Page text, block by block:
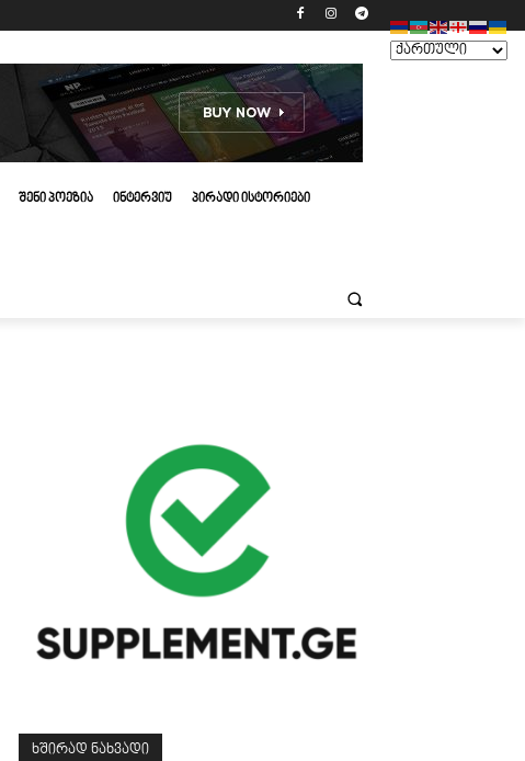
ᲨᲔᲜᲘ ᲞᲝᲔᲖᲘᲐ ᲘᲜᲢᲔᲠᲕᲘᲣ ᲞᲘᲠᲐᲓᲘ ᲘᲡᲢᲝᲠᲘᲔᲑᲘ
ᲮᲨᲘᲠᲐᲓ ᲜᲐᲮᲕᲐᲓᲘ